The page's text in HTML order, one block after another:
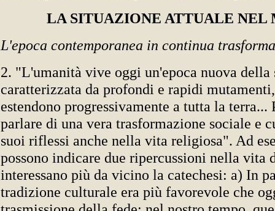
LA SITUAZIONE ATTUALE NEL
L'epoca contemporanea in continua
2. "L'umanità vive oggi un'epoca nuova della
caratterizzata da profondi e rapidi
estendono progressivamente a tutta la terra...
parlare di una vera trasformazione sociale e
suoi riflessi anche nella vita religiosa". Ad
possono indicare due ripercussioni nella vita
interessano più da vicino la catechesi: a) In
tradizione culturale era più favorevole che